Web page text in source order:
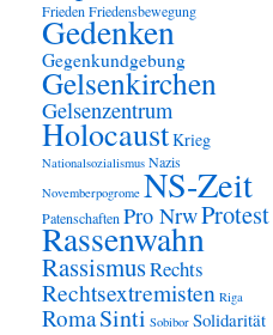
FriedenFriedensbewegung
Gedenken
Gegenkundgebung
Gelsenkirchen
Gelsenzentrum
HolocaustKrieg
Nationalsozialismus Nazis
Novemberpogrome NS-Zeit
PatenschaftenPro NrwProtest
Rassenwahn
RassismusRechts
Rechtsextremisten Riga
RomaSinti Sobibor Solidarität